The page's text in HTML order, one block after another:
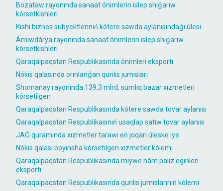
Bozataw rayonında sanaat ónimlerin islep shıǵarıw
kórsetkishleri
Kishi biznes subyektleriniń kótere sawda aylanısındaǵı úlesi
Ámiwdárya rayonında sanaat ónimlerin islep shıǵarıw
kórsetkishleri
Qaraqalpaqstan Respublikasında ónimleri eksportı
Nókis qalasında orınlanǵan qurılıs jumısları
Shomanay rayonında 139,3 mlrd. sumlıq bazar xızmetleri
kórsetilgen
Qaraqalpaqstan Respublikasında kótere sawda tovar aylanısı
Qaraqalpaqstan Respublikasınıń usaqlap satıw tovar aylanısı
JAÓ quramında xızmetler tarawı eń joqarı úleske iye
Nókis qalası boyınsha kórsetilgen xızmetler kólemi
Qaraqalpaqstan Respublikasında miywe hám palız eginleri
eksportı
Qaraqalpaqstan Respublikasında qurılıs jumıslarınıń kólemi